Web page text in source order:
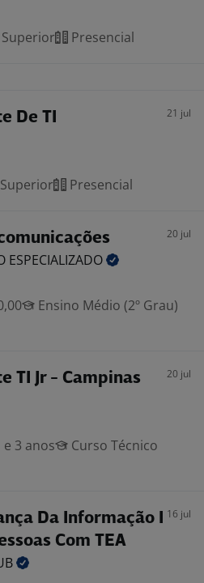
Presencial
De TI 21 jul
Presencial
20 jul
ESPECIALIZADO
Ensino Médio (2º Grau)
TI Jr - Campinas 20 jul
3 anos
Curso Técnico
Da Informação I
Com TEA
16 jul